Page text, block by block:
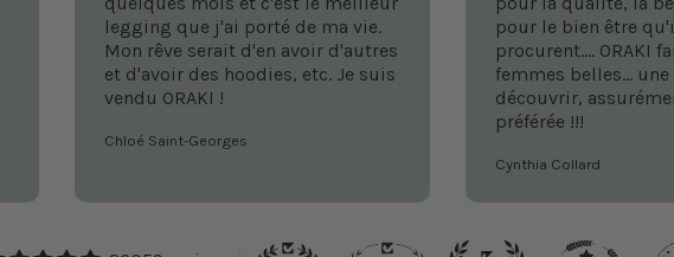
legging que j'ai porté de ma vie.
Mon rêve serait d'en avoir d'autres
et d'avoir des hoodies, etc. Je suis
vendu ORAKI !
Chloé Saint-Georges
pour le bien être
procurent.... ORAKI
femmes belles...
découvrir,
préférée !!!
Cynthia Collard